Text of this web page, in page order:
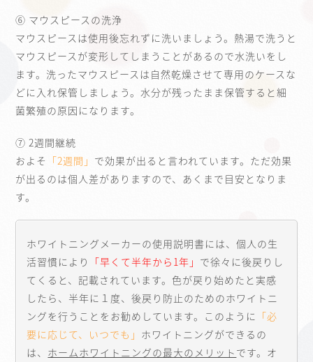
⑥ マウスピースの洗浄
マウスピースは使用後忘れずに洗いましょう。熱湯で洗うと
マウスピースが変形してしまうことがあるので水洗いをし
ます。洗ったマウスピースは自然乾燥させて専用のケースな
どに入れ保管しましょう。水分が残ったまま保管すると細
菌繁殖の原因になります。
⑦ 2週間継続
およそ 「2週間」 で効果が出ると言われています。ただ効果
が出るのは個人差がありますので、あくまで目安となりま
す。
ホワイトニングメーカーの使用説明書には、個人の生
活習慣により
「早くて半年から1年」 で徐々に後戻りし
てくると、記載されています。色が戻り始めたと実感
したら、半年に１度、後戻り防止のためのホワイトニ
ングを行うことをお勧めしています。このように 「必
要に応じて、いつでも」 ホワイトニングができるの
は、 ホームホワイトニングの最大のメリット です。オ